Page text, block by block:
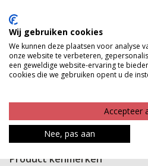
dat je outfit meteen afmaakt.
dragen, speels in je haar te
voor een extra accent. Ideaal
even geen zin hebt in een
s aan je look wilt toevoegen.
stijlvolle touch en maakt zelfs
net even leuker. Een veelzijdig
verschillende manieren kunt
Product kenmerken
Wij gebruiken cookies
We kunnen deze plaatsen voor analyse
onze website te verbeteren,
een geweldige website-ervaring te
cookies die we gebruiken opent u de
Accepteer
Nee, pas aan